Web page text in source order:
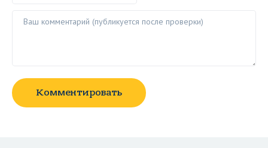
Комментировать